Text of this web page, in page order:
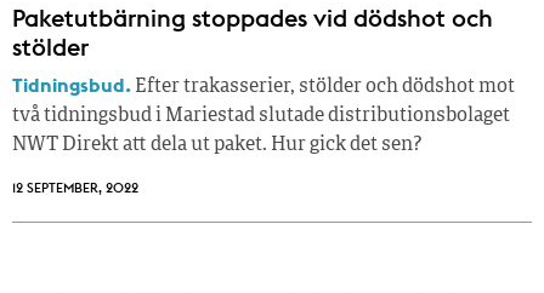
Paketutbärning stoppades vid dödshot och
stölder
Tidningsbud. Efter trakasserier, stölder och dödshot mot
två tidningsbud i Mariestad slutade distributionsbolaget
NWT Direkt att dela ut paket. Hur gick det sen?
12 SEPTEMBER, 2022